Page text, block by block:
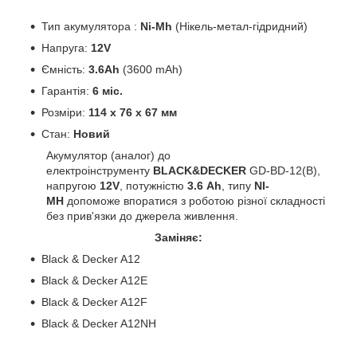
Тип акумулятора : Ni-Mh (Нікель-метал-гідридний)
Напруга: 12V
Ємність: 3.6Ah (3600 mAh)
Гарантія: 6 міс.
Розміри: 114 х 76 х 67 мм
Стан: Новий
Акумулятор (аналог) до
електроінструменту BLACK&DECKER GD-BD-12(B),
напругою 12V , потужністю 3.6 Ah , типу NI-
MH допоможе впоратися з роботою різної складності
без прив'язки до джерела живлення.
Заміняє:
Black & Decker A12
Black & Decker A12E
Black & Decker A12F
Black & Decker A12NH